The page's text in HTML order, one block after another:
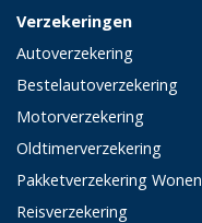
Verzekeringen
Autoverzekering
Bestelautoverzekering
Motorverzekering
Oldtimerverzekering
Pakketverzekering Wonen
Reisverzekering